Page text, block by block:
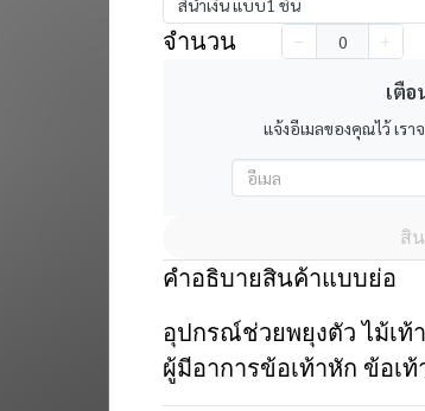
สีน้ำเงิน แบบ1 ชิ้น
จำนวน
เตื
แจ้งอีเมลของคุณไว้ เร
สิ
คำอธิบายสินค้าแบบย่อ
อุปกรณ์ช่วยพยุงตัว ไม้เท้า
ผู้มีอาการข้อเท้าหัก ข้อเ